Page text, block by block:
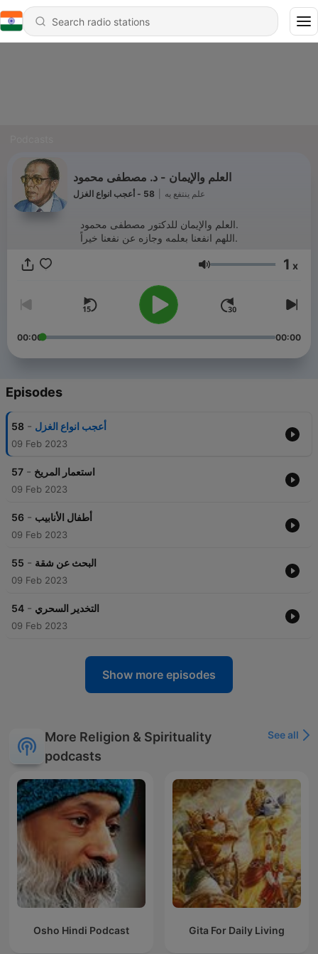
العلم والإيمان - د. مصطفى محمود
علم ينتفع يه 58 - أعجب انواع الغزل
العلم والإيمان للدكتور مصطفى محمود.
اللهم انفعنا بعلمه وجازه عن نفعنا خيراً.
Volume 1 x
00:00 00:00
Episodes
58 - أعجب انواع الغزل
09 Feb 2023
57 - استعمار المريخ
09 Feb 2023
56 - أطفال الأنابيب
09 Feb 2023
55 - البحث عن شقة
09 Feb 2023
54 - التخدير السحري
09 Feb 2023
Show more episodes
More Religion & Spirituality
podcasts
See all
Osho Hindi Podcast Gita For Daily Living